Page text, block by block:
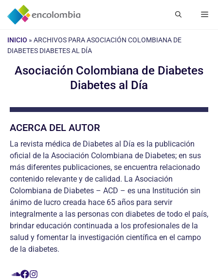
Saltar
INICIO » ARCHIVOS PARA ASOCIACIÓN COLOMBIANA DE
DIABETES DIABETES AL DÍA
Asociación Colombiana de Diabetes
Diabetes al Día
ACERCA DEL AUTOR
La revista médica de Diabetes al Día es la publicación
oficial de la Asociación Colombiana de Diabetes; en sus
más diferentes publicaciones, se encuentra relacionado
contenido relevante y de calidad. La Asociación
Colombiana de Diabetes – ACD – es una Institución sin
ánimo de lucro creada hace 65 años para servir
integralmente a las personas con diabetes de todo el país,
brindar educación continuada a los profesionales de la
salud y fomentar la investigación científica en el campo
de la diabetes.